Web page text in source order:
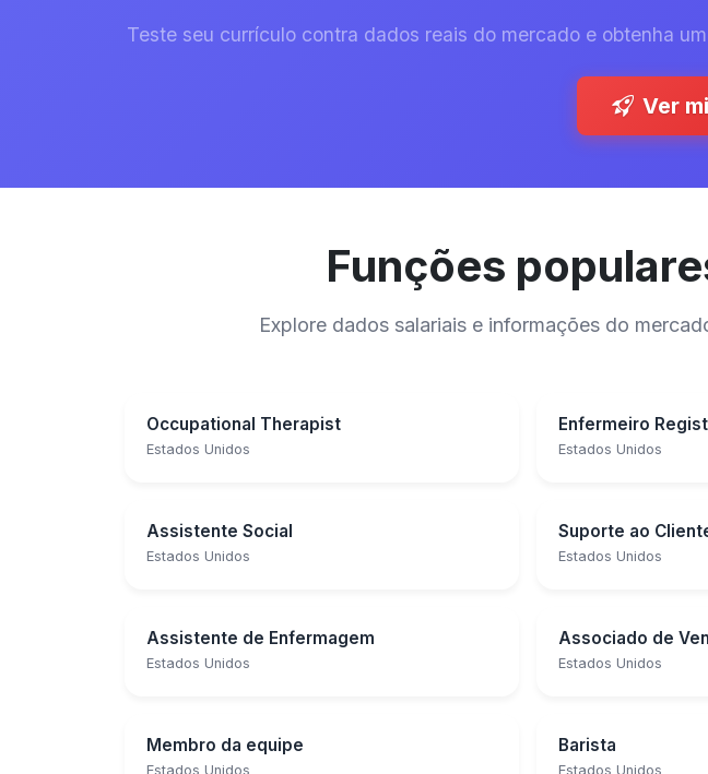
Teste seu currículo contra dados reais do mercado e obtenha
Ver
Funções
Explore dados salariais e informações do
Occupational Therapist
Estados Unidos
Enfermeiro
Estados Unidos
Assistente Social
Estados Unidos
Suporte ao
Estados Unidos
Assistente de Enfermagem
Estados Unidos
Associado de
Estados Unidos
Membro da equipe
Estados Unidos
Barista
Estados Unidos